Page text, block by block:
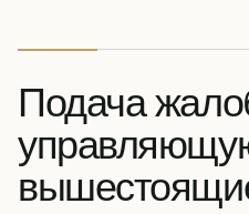
Подача